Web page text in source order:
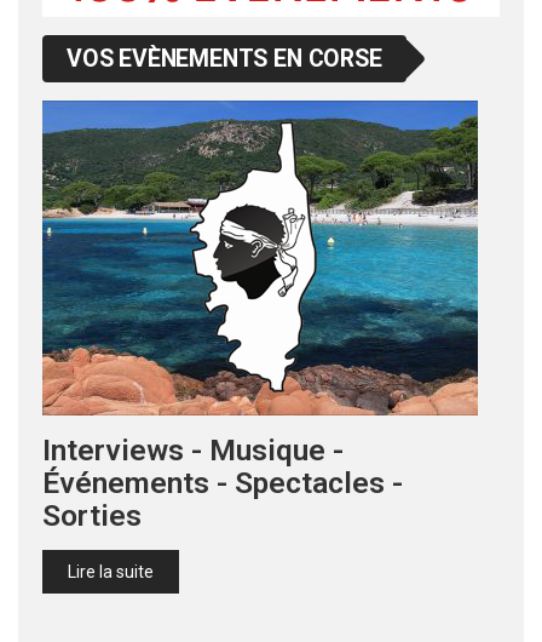
VOS EVÈNEMENTS EN CORSE
Interviews - Musique -
Événements - Spectacles -
Sorties
Lire la suite